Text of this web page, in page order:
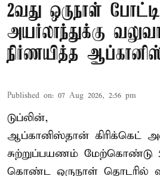
2வது ஒருநாள்
அயர்லாந்துக்கு
நிர்ணயித்த
Published on: 07 Aug 2026, 2:56 pm
டுப்லின்,
ஆப்கானிஸ்தான் கிரிக்கெட்
சுற்றுப்பயணம் மேற்கொண்டு
கொண்ட ஒருநாள் தொடரில்